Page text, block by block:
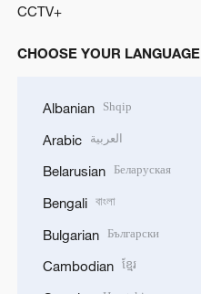
CCTV+
CHOOSE YOUR LANGUAGE
Albanian Shqip
Arabic العربية
Belarusian Беларуская
Bengali বাংলা
Bulgarian Български
Cambodian ខ្មែរ